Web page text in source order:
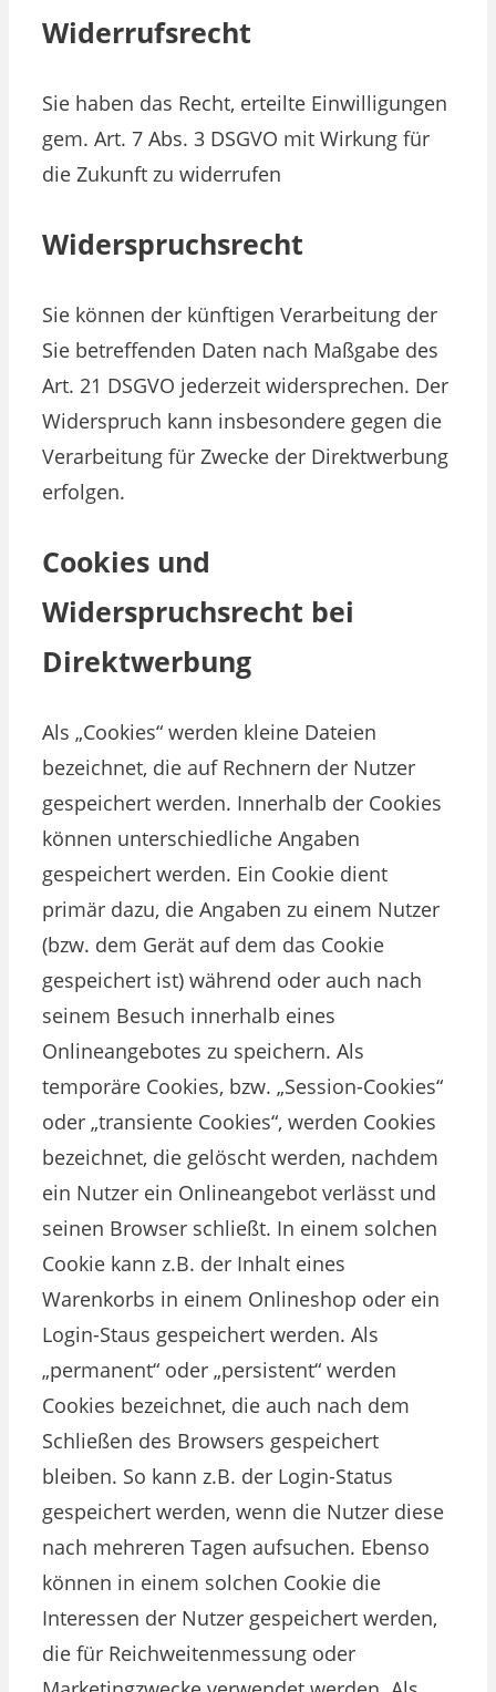
Widerrufsrecht
Sie haben das Recht, erteilte Einwilligungen
gem. Art. 7 Abs. 3 DSGVO mit Wirkung für
die Zukunft zu widerrufen
Widerspruchsrecht
Sie können der künftigen Verarbeitung der
Sie betreffenden Daten nach Maßgabe des
Art. 21 DSGVO jederzeit widersprechen. Der
Widerspruch kann insbesondere gegen die
Verarbeitung für Zwecke der Direktwerbung
erfolgen.
Cookies und
Widerspruchsrecht bei
Direktwerbung
Als „Cookies“ werden kleine Dateien
bezeichnet, die auf Rechnern der Nutzer
gespeichert werden. Innerhalb der Cookies
können unterschiedliche Angaben
gespeichert werden. Ein Cookie dient
primär dazu, die Angaben zu einem Nutzer
(bzw. dem Gerät auf dem das Cookie
gespeichert ist) während oder auch nach
seinem Besuch innerhalb eines
Onlineangebotes zu speichern. Als
temporäre Cookies, bzw. „Session-Cookies“
oder „transiente Cookies“, werden Cookies
bezeichnet, die gelöscht werden, nachdem
ein Nutzer ein Onlineangebot verlässt und
seinen Browser schließt. In einem solchen
Cookie kann z.B. der Inhalt eines
Warenkorbs in einem Onlineshop oder ein
Login-Staus gespeichert werden. Als
„permanent“ oder „persistent“ werden
Cookies bezeichnet, die auch nach dem
Schließen des Browsers gespeichert
bleiben. So kann z.B. der Login-Status
gespeichert werden, wenn die Nutzer diese
nach mehreren Tagen aufsuchen. Ebenso
können in einem solchen Cookie die
Interessen der Nutzer gespeichert werden,
die für Reichweitenmessung oder